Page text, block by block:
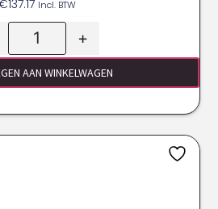
137.17 Incl. BTW
+
AAN WINKELWAGEN